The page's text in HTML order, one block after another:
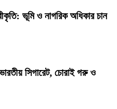
ভূমি ও নাগরিক অধিকার চান
সিগারেট, চোরাই গরু ও